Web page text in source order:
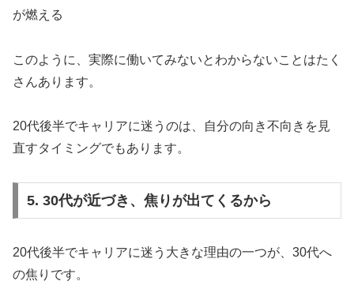
が燃える
このように、実際に働いてみないとわからないことはたく
さんあります。
20代後半でキャリアに迷うのは、自分の向き不向きを見
直すタイミングでもあります。
5. 30代が近づき、焦りが出てくるから
20代後半でキャリアに迷う大きな理由の一つが、30代へ
の焦りです。